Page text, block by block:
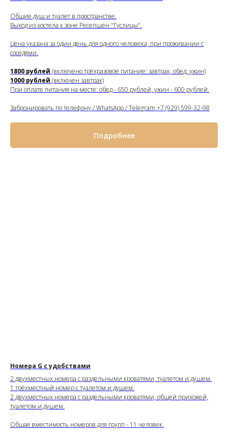
Общие душ и туалет в пространстве.
Выход из хостела к зоне Ресепшен "Гуслицы".
Цена указана за один день для одного человека, при проживании с
соседями.
1800 рублей (включено трёхразовое питание: завтрак, обед, ужин)
1000 рублей (включен завтрак)
При оплате питания на месте: обед - 650 рублей, ужин - 600 рублей.
Забронировать по телефону / WhatsApp / Telegram +7 (929) 599-32-98
Подробнее
Номера G с удобствами
2 двухместных номера с раздельными кроватями, туалетом и душем.
1 трёхместный номер с туалетом и душем.
2 двухместных номера с раздельными кроватями, общей прихожей,
туалетом и душем.
Общая вместимость номеров для групп - 11 человек.